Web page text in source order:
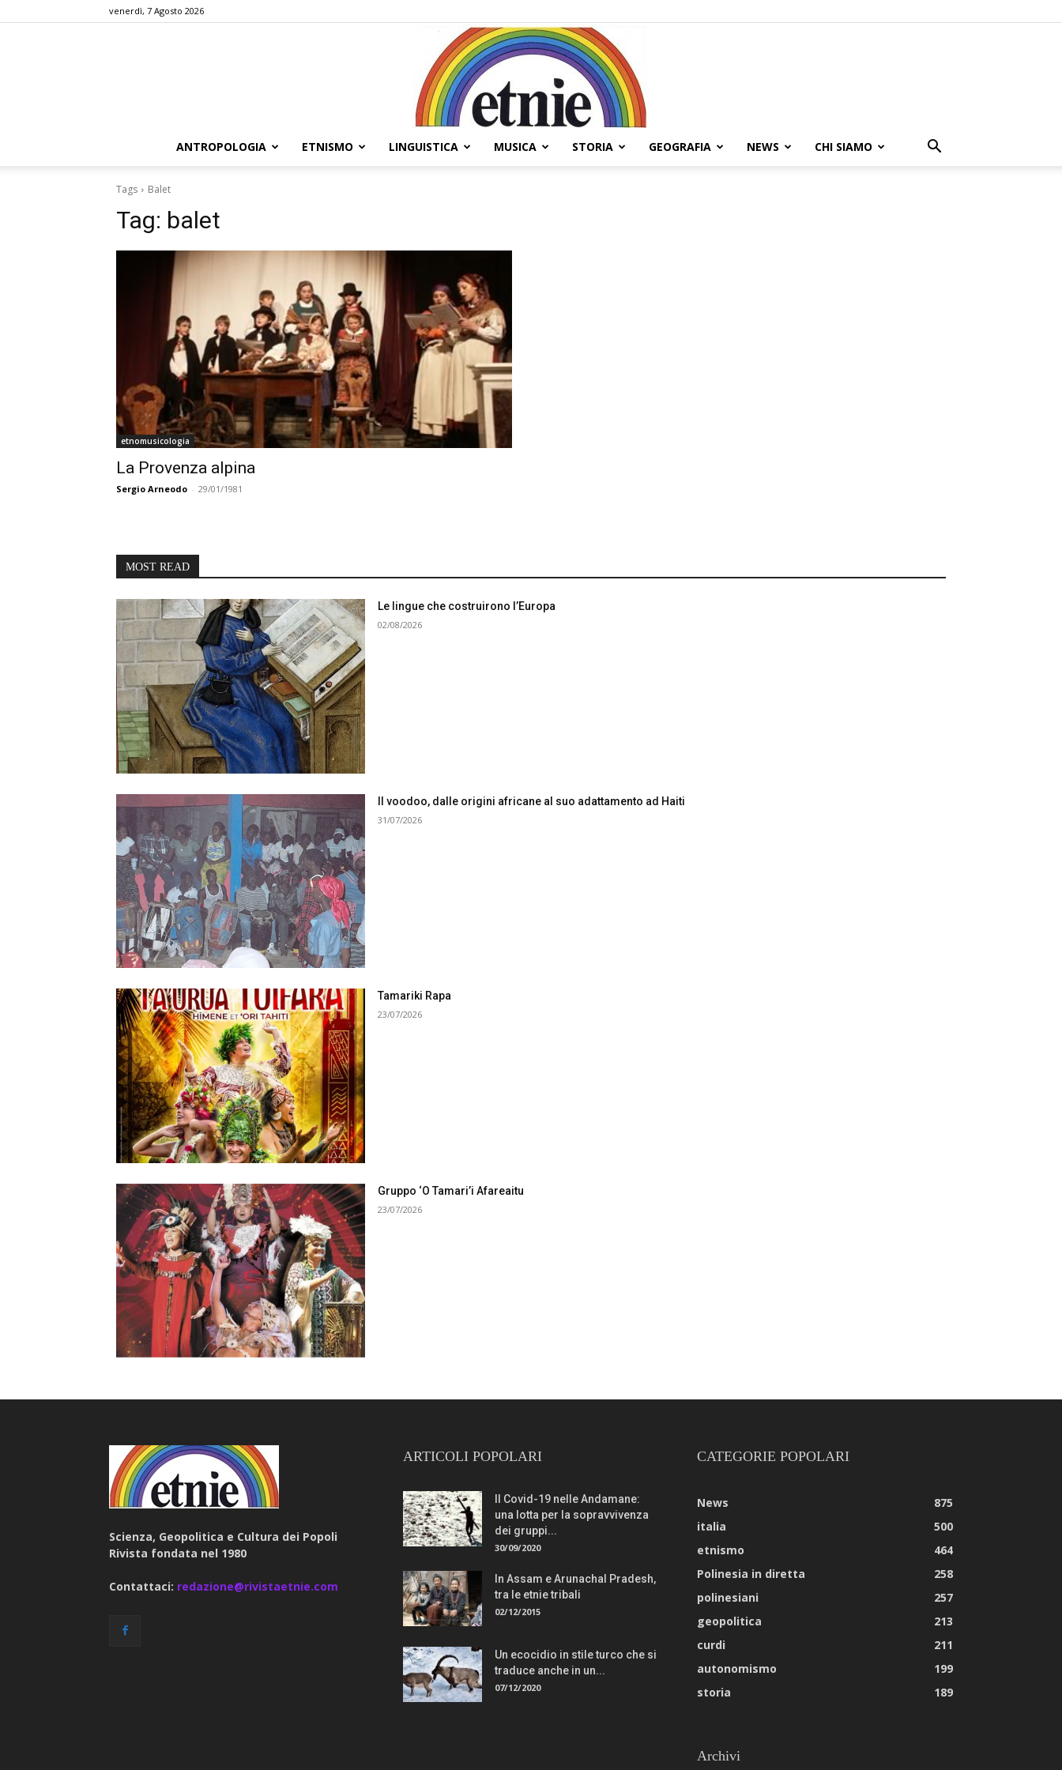
venerdì, 7 Agosto 2026
ANTROPOLOGIA ETNISMO LINGUISTICA MUSICA STORIA GEOGRAFIA NEWS CHI SIAMO
Tags Balet
Tag: balet
etnomusicologia
La Provenza alpina
Sergio Arneodo - 29/01/1981
MOST READ
Le lingue che costruirono l’Europa
02/08/2026
Il voodoo, dalle origini africane al suo adattamento ad Haiti
31/07/2026
Tamariki Rapa
23/07/2026
Gruppo ‘O Tamari’i Afareaitu
23/07/2026
Scienza, Geopolitica e Cultura dei Popoli
Rivista fondata nel 1980
Contattaci: redazione@rivistaetnie.com
ARTICOLI POPOLARI
Il Covid-19 nelle Andamane:
una lotta per la sopravvivenza
dei gruppi...
30/09/2020
In Assam e Arunachal Pradesh,
tra le etnie tribali
02/12/2015
Un ecocidio in stile turco che si
traduce anche in un...
07/12/2020
CATEGORIE POPOLARI
News
875
italia
500
etnismo
464
Polinesia in diretta
258
polinesiani
257
geopolitica
213
curdi
211
autonomismo
199
storia
189
Archivi